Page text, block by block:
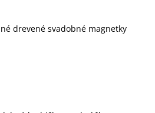
drevené svadobné magnetky